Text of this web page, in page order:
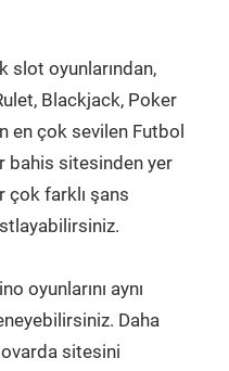
slot oyunlarından,
Blackjack, Poker
en çok sevilen Futbol
bahis sitesinden yer
çok farklı şans
oyunlarını aynı
Daha
sitesini